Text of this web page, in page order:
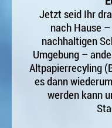
Jetzt seid Ihr
nach Hause
nachhaltigen
Umgebung –
Altpapierrecyling
es dann
werden kann